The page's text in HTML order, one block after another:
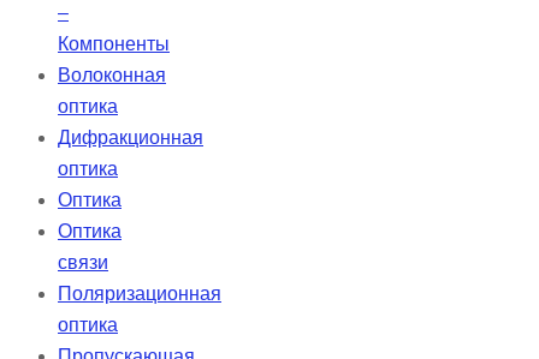
–
Компоненты
Волоконная
оптика
Дифракционная
оптика
Оптика
Оптика
связи
Поляризационная
оптика